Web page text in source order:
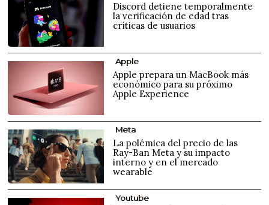
Discord detiene temporalmente
la verificación de edad tras
críticas de usuarios
Apple
Apple prepara un MacBook más
económico para su próximo
Apple Experience
Meta
La polémica del precio de las
Ray-Ban Meta y su impacto
interno y en el mercado
wearable
Youtube